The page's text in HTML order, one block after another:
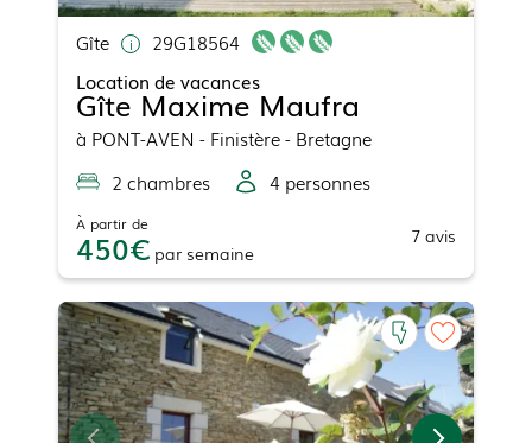
Gîte
29G18564
Location de vacances
Gîte Maxime Maufra
à PONT-AVEN - Finistère - Bretagne
2 chambres 4 personnes
À partir de
450 par semaine
7 avis